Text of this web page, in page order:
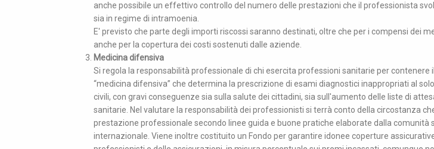
anche possibile un effettivo controllo del numero delle prestazioni che il professionista
sia in regime di intramoenia.
E' previsto che parte degli importi riscossi saranno destinati, oltre che per i compensi dei
anche per la copertura dei costi sostenuti dalle aziende.
Medicina difensiva
Si regola la responsabilità professionale di chi esercita professioni sanitarie per
“medicina difensiva” che determina la prescrizione di esami diagnostici inappropriati al
civili, con gravi conseguenze sia sulla salute dei cittadini, sia sull'aumento delle liste di
sanitarie. Nel valutare la responsabilità dei professionisti si terrà conto della circostanza
prestazione professionale secondo linee guida e buone pratiche elaborate dalla comunità
internazionale. Viene inoltre costituito un Fondo per garantire idonee coperture